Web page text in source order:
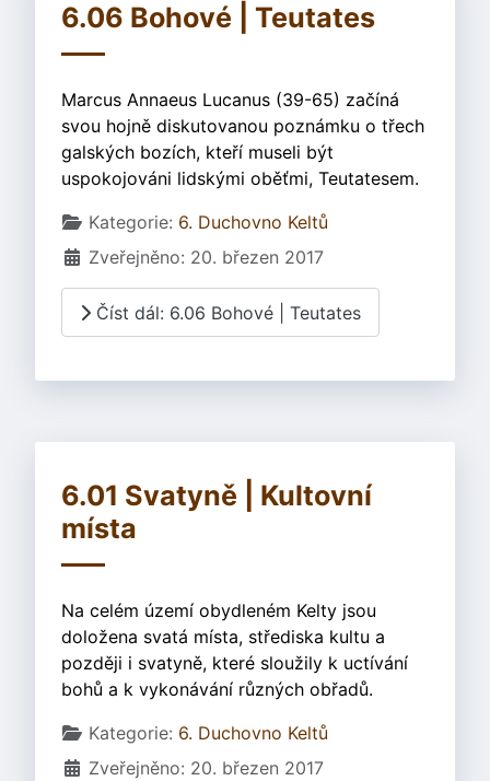
6.06 Bohové | Teutates
Marcus Annaeus Lucanus (39-65) začíná
svou hojně diskutovanou poznámku o třech
galských bozích, kteří museli být
uspokojováni lidskými oběťmi, Teutatesem.
Základní údaje
Kategorie: 6. Duchovno Keltů
Zveřejněno: 20. březen 2017
Číst dál: 6.06 Bohové | Teutates
6.01 Svatyně | Kultovní
místa
Na celém území obydleném Kelty jsou
doložena svatá místa, střediska kultu a
později i svatyně, které sloužily k uctívání
bohů a k vykonávání různých obřadů.
Základní údaje
Kategorie: 6. Duchovno Keltů
Zveřejněno: 20. březen 2017